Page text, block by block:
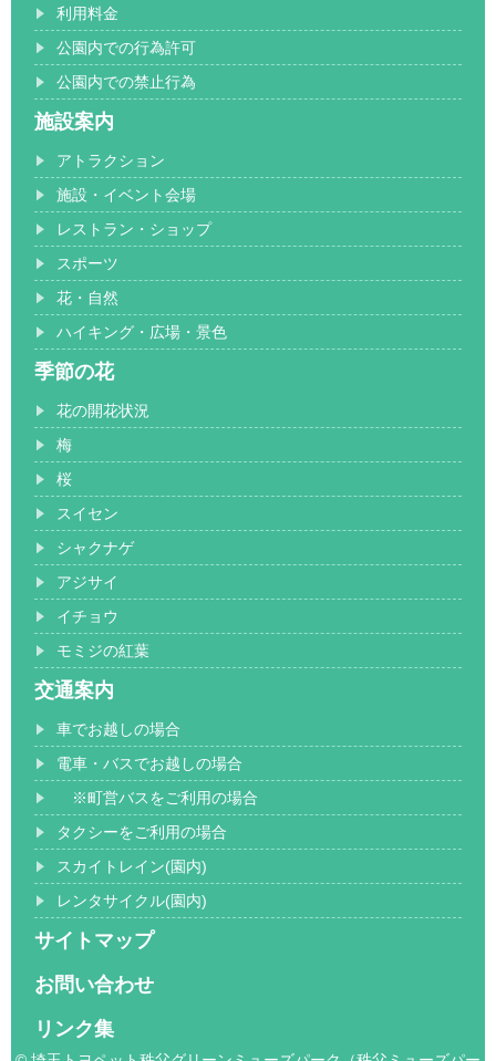
利用料金
公園内での行為許可
公園内での禁止行為
施設案内
アトラクション
施設・イベント会場
レストラン・ショップ
スポーツ
花・自然
ハイキング・広場・景色
季節の花
花の開花状況
梅
桜
スイセン
シャクナゲ
アジサイ
イチョウ
モミジの紅葉
交通案内
車でお越しの場合
電車・バスでお越しの場合
※町営バスをご利用の場合
タクシーをご利用の場合
スカイトレイン(園内)
レンタサイクル(園内)
サイトマップ
お問い合わせ
リンク集